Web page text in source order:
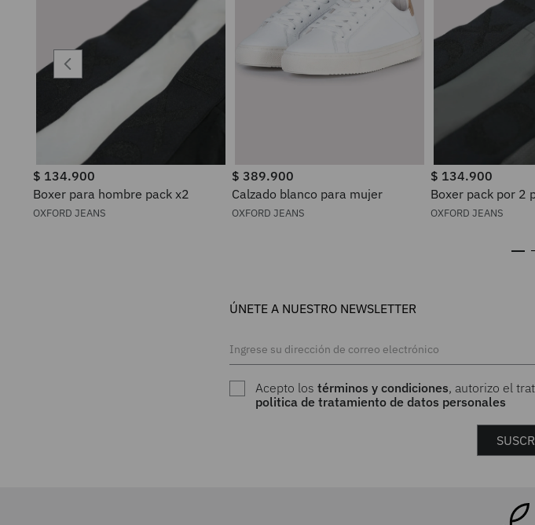
$ 134.900
Boxer para hombre pack x2
OXFORD JEANS
$ 389.900
Calzado blanco para mujer
OXFORD JEANS
$ 134.900
Boxer pack por 2
OXFORD JEANS
ÚNETE A NUESTRO NEWSLETTER
Acepto lostérminos y condiciones, autorizo el
politica de tratamiento de datos personales